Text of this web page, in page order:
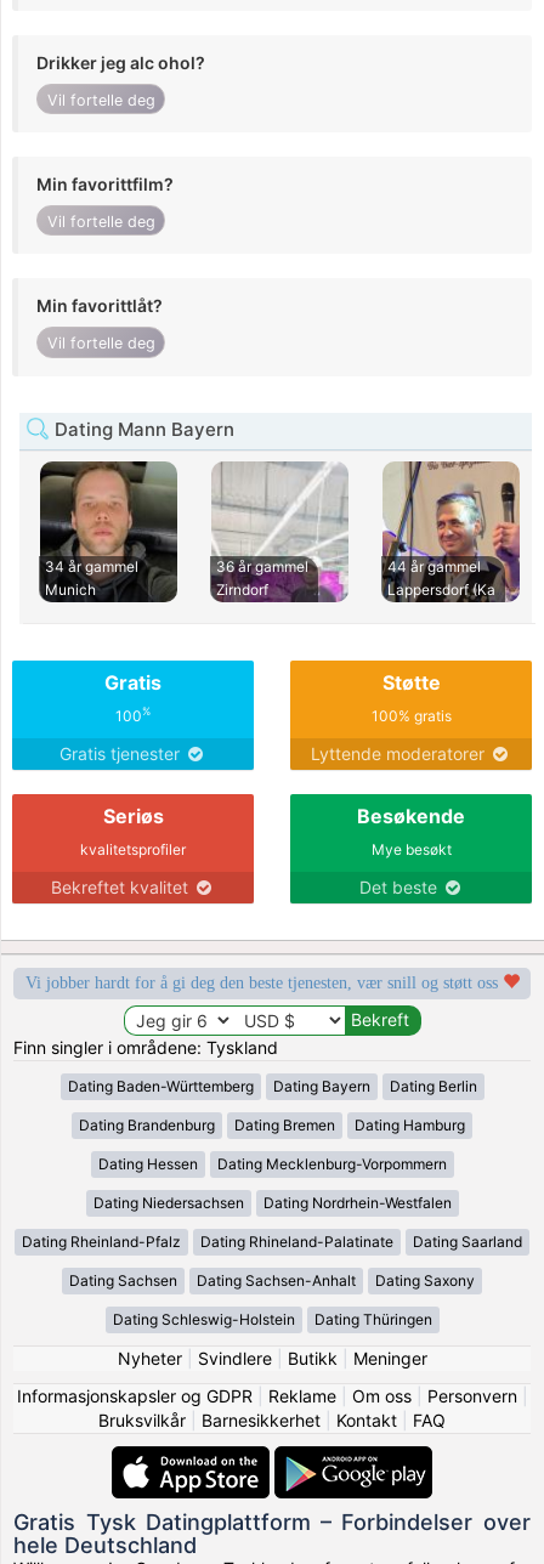
Drikker jeg alc ohol?
Vil fortelle deg
Min favorittfilm?
Vil fortelle deg
Min favorittlåt?
Vil fortelle deg
Dating Mann Bayern
34 år gammel
Munich
36 år gammel
Zirndorf
44 år gammel
Lappersdorf (Ka
Gratis
100%
Gratis tjenester
Støtte
100% gratis
Lyttende moderatorer
Seriøs
kvalitetsprofiler
Bekreftet kvalitet
Besøkende
Mye besøkt
Det beste
Vi jobber hardt for å gi deg den beste tjenesten, vær snill og støtt oss
Finn singler i områdene: Tyskland
Dating Baden-Württemberg Dating Bayern Dating Berlin
Dating Brandenburg Dating Bremen Dating Hamburg
Dating Hessen Dating Mecklenburg-Vorpommern
Dating Niedersachsen Dating Nordrhein-Westfalen
Dating Rheinland-Pfalz Dating Rhineland-Palatinate Dating Saarland
Dating Sachsen Dating Sachsen-Anhalt Dating Saxony
Dating Schleswig-Holstein Dating Thüringen
Nyheter| Svindlere| Butikk
Meninger
Informasjonskapsler og GDPR
Reklame| Om oss| Personvern|
Bruksvilkår
Barnesikkerhet Kontakt FAQ
Gratis Tysk Datingplattform – Forbindelser over
hele Deutschland